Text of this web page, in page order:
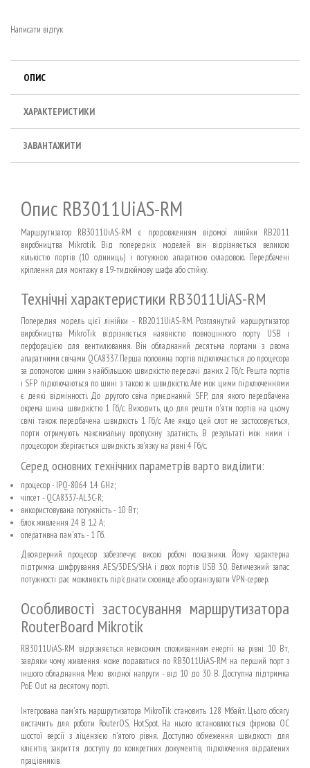
Написати відгук
ОПИС
ХАРАКТЕРИСТИКИ
ЗАВАНТАЖИТИ
Опис RB3011UiAS-RM
Маршрутизатор RB3011UiAS-RM є продовженням відомої лінійки RB2011
виробництва Mikrotik. Від попередніх моделей він відрізняється великою
кількістю портів (10 одиниць) і потужною апаратною складовою. Передбачені
кріплення для монтажу в 19-тидюймову шафа або стійку.
Технічні характеристики RB3011UiAS-RM
Попередня модель цієї лінійки - RB2011UiAS-RM. Розглянутий маршрутизатор
виробництва MikroTik відрізняється наявністю повноцінного порту USB і
перфорацією для вентилювання. Він обладнаний десятьма портами з двома
апаратними свічами QCA8337. Перша половина портів підключається до процесора
за допомогою шини з найбільшою швидкістю передачі даних 2 Гб/с. Решта портів
і SFP підключаються по шині з такою ж швидкістю. Але між цими підключеннями
є деякі відмінності. До другого свіча приєднаний SFP, для якого передбачена
окрема шина швидкістю 1 Гб/с. Виходить, що для решти п'яти портів на цьому
свічі також передбачена швидкість 1 Гб/с. Але якщо цей слот не застосовується,
порти отримують максимальну пропускну здатність. В результаті між ними і
процесором зберігається швидкість зв'язку на рівні 4 Гб/с.
Серед основних технічних параметрів варто виділити:
процесор - IPQ-8064 1.4 GHz;
чіпсет - QCA8337-AL3C-R;
використовувана потужність - 10 Вт;
блок живлення 24 В 1.2 А;
оперативна пам'ять - 1 Гб.
Двоядерний процесор забезпечує високі робочі показники. Йому характерна
підтримка шифрування AES/3DES/SHA і двох портів USB 3.0. Величезний запас
потужності дає можливість під'єднати сховище або організувати VPN-сервер.
Особливості застосування маршрутизатора
RouterBoard Mikrotik
RB3011UiAS-RM відрізняється невисоким споживанням енергії на рівні 10 Вт,
завдяки чому живлення може подаватися по RB3011UiAS-RM на перший порт з
іншого обладнання. Межі вхідної напруги - від 10 до 30 В. Доступна підтримка
PoE Out на десятому порті.
Інтегрована пам'ять маршрутизатора MikroTik становить 128 Мбайт. Цього обсягу
вистачить для роботи RouterOS, HotSpot. На нього встановлюється фірмова ОС
шостої версії з ліцензією п'ятого рівня. Доступно обмеження швидкості для
клієнтів, закриття доступу до конкретних документів, підключення віддалених
працівників.